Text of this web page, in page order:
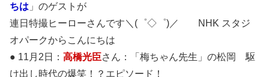
ちは 」のゲストが
連日特撮ヒーローさんです＼(゜◇゜)／ NHK スタジ
オパークからこんにちは
● 11月2日： 高橋光臣さん：「梅ちゃん先生」の松岡 駆
け出し時代の爆笑！？エピソード！